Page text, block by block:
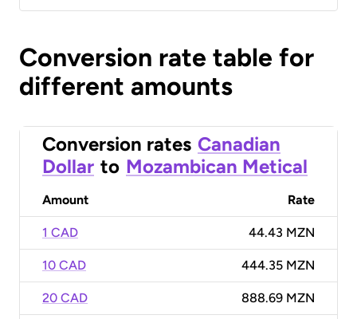
Conversion rate table for
different amounts
Conversion rates Canadian
Dollar to Mozambican Metical
Amount Rate
1 CAD 44.43 MZN
10 CAD 444.35 MZN
20 CAD 888.69 MZN